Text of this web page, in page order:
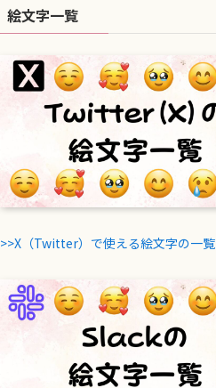
絵文字一覧
>>X（Twitter）で使える絵文字の一覧